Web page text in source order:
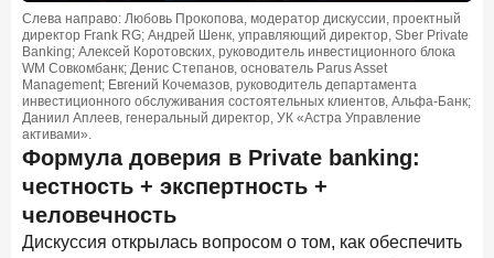
7 апреля 2026 года ИССЛЕДОВАНИЕ
По итогам марта 2026 года объем выдач кредитов
составил 925,7 млрд руб.
26 марта 2026 года ИССЛЕДОВАНИЕ
Не экосистемой единой: как пользователи
распределяют подписки
25 марта 2026 года
Ипотека. Итоги работы крупнейших ипотечных банков
в феврале 2026 года
Слева направо: Любовь Прокопова, модератор дискуссии, проектный
директор Frank RG; Андрей Шенк, управляющий директор, Sber Private
Banking; Алексей Коротовских, руководитель инвестиционного блока
WM Совкомбанк; Денис Степанов, основатель Parus Asset
Management; Евгений Кочемазов, руководитель департамента
инвестиционного обслуживания состоятельных клиентов, Альфа-Банк;
Даниил Аплеев, генеральный директор, УК «Астра Управление
активами».
Формула доверия в Private banking:
честность + экспертность +
человечность
Дискуссия открылась вопросом о том, как обеспечить